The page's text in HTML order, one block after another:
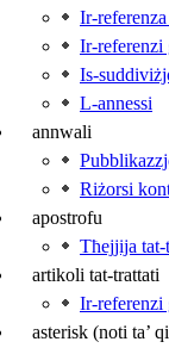
Ir-
Ir-referenzi
Is-
L-annessi
annwali
Riżorsi
apostrofu
Tħejjija
artikoli tat‑trattati
Ir-referenzi
asterisk (noti ta’